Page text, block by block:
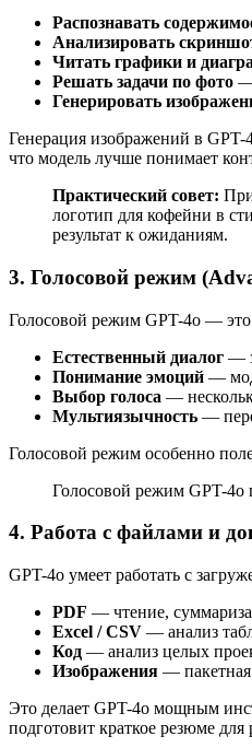
Распознавать
Анализировать
Читать графики и
Решать задачи по фото —
Генерировать
Генерация изображений в GPT-
что модель лучше понимает
Практический совет:
логотип для кофейни в
результат к ожиданиям.
3. Голосовой режим
Голосовой режим GPT-4o — это
Естественный диалог —
Понимание эмоций —
Выбор голоса —
Мультиязычность —
Голосовой режим особенно
Голосовой режим GPT-4o
4. Работа с файлами и
GPT-4o умеет работать с
PDF — чтение,
Excel / CSV — анализ
Код — анализ целых
Изображения — пакетная
Это делает GPT-4o мощным
подготовит краткое резюме для